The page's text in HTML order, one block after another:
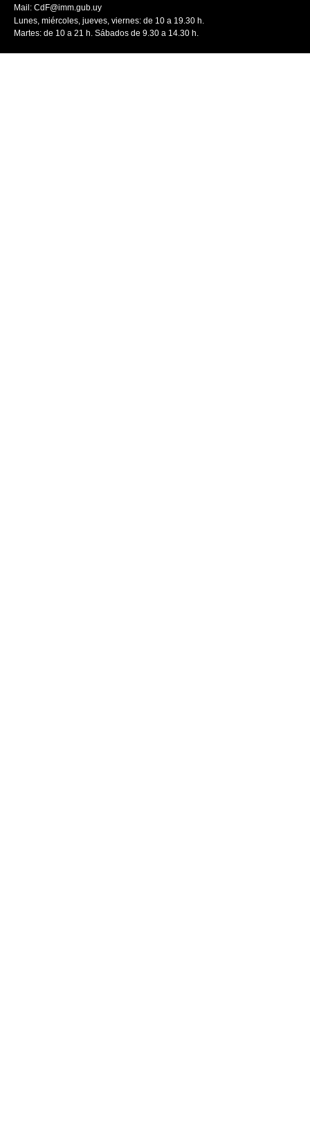
Mail: CdF@imm.gub.uy
Lunes, miércoles, jueves, viernes: de 10 a 19.30 h.
Martes: de 10 a 21 h. Sábados de 9.30 a 14.30 h.